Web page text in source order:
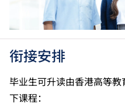
一。2026年起，乌尔
受。详情请按
此处。
绩，于申请入学时会被
成绩达「第二级」。
如五科香港中学文凭考
其他四个香港中学文凭
衔接安排
毕业生可升读由香港高等教
下课程：